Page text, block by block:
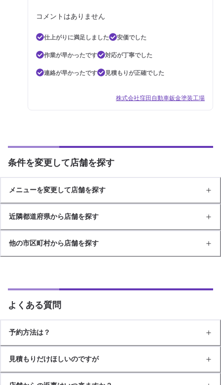
コメントはありません
仕上がりに満足しました
安価でした
作業が早かったです
対応が丁寧でした
連絡が早かったです
見積もりが正確でした
株式会社窪田自動車鈑金塗装工場
条件を変更して店舗を探す
メニューを変更して店舗を探す
近隣都道府県から店舗を探す
他の市区町村から店舗を探す
よくある質問
予約方法は？
見積もりだけほしいのですが